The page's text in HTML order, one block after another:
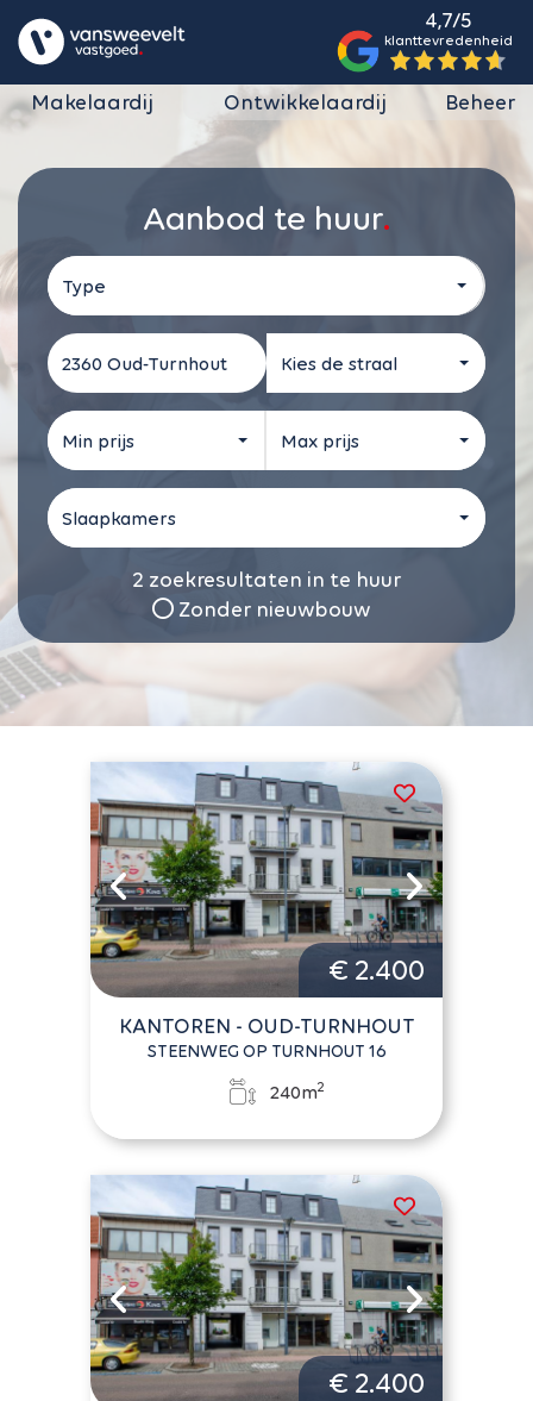
4,7/5
klanttevredenheid
Makelaardij Ontwikkelaardij Beheer
Aanbod te huur
Type
Kies de straal
Min prijs Max prijs
Slaapkamers
2 zoekresultaten in te huur
Zonder nieuwbouw
€ 2.400
KANTOREN - OUD-TURNHOUT
STEENWEG OP TURNHOUT 16
240m2
€ 2.400